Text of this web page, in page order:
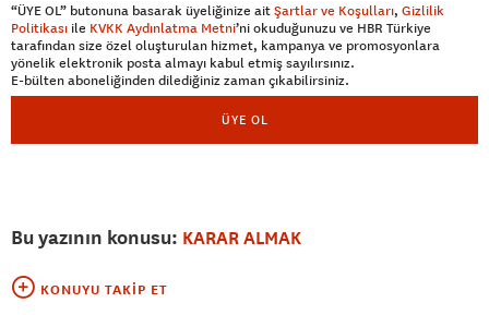
“ÜYE OL” butonuna basarak üyeliğinize aitŞartlar ve Koşulları, Gizlilik
Politikası ile KVKK Aydınlatma Metni’ni okuduğunuzu ve HBR Türkiye
tarafından size özel oluşturulan hizmet, kampanya ve promosyonlara
yönelik elektronik posta almayı kabul etmiş sayılırsınız.
E-bülten aboneliğinden dilediğiniz zaman çıkabilirsiniz.
ÜYE OL
Bu yazının konusu: KARAR ALMAK
KONUYU TAKIP ET